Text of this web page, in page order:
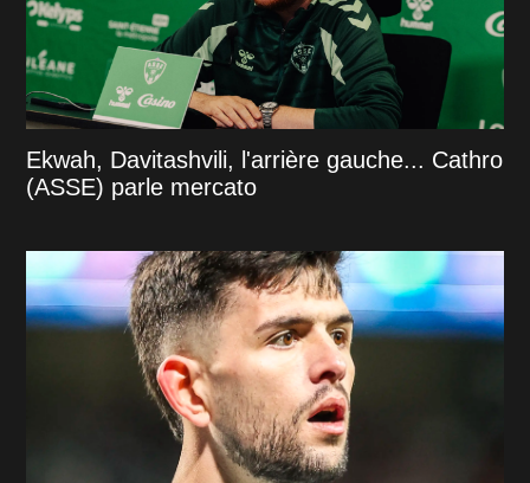
Ekwah, Davitashvili, l'arrière gauche... Cathro
(ASSE) parle mercato